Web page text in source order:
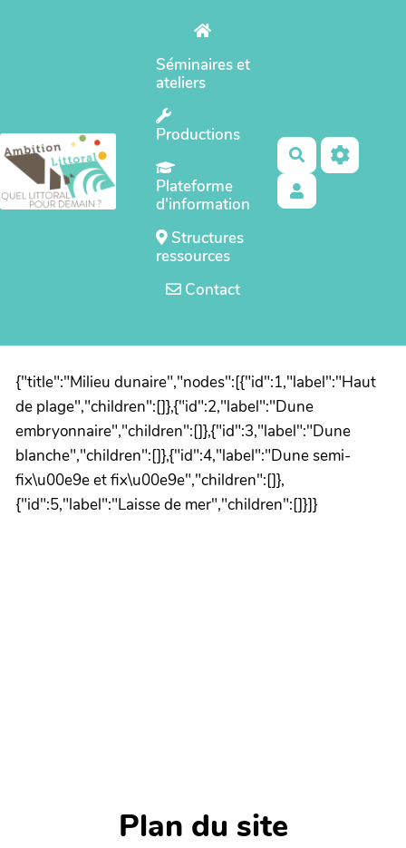
Séminaires et
ateliers
Productions
Plateforme
d'information
Structures
ressources
Contact
Rechercher
{"title":"Milieu dunaire","nodes":[{"id":1,"label":"Haut
de plage","children":[]},{"id":2,"label":"Dune
embryonnaire","children":[]},{"id":3,"label":"Dune
blanche","children":[]},{"id":4,"label":"Dune semi-
fix\u00e9e et fix\u00e9e","children":[]},
{"id":5,"label":"Laisse de mer","children":[]}]}
Plan du site